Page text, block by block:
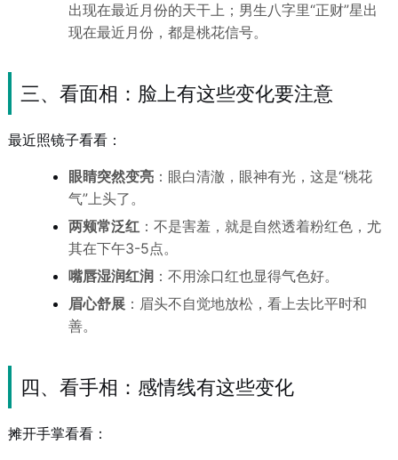
出现在最近月份的天干上；男生八字里“正财”星出
现在最近月份，都是桃花信号。
三、看面相：脸上有这些变化要注意
最近照镜子看看：
眼睛突然变亮：眼白清澈，眼神有光，这是“桃花
气”上头了。
两颊常泛红：不是害羞，就是自然透着粉红色，尤
其在下午3-5点。
嘴唇湿润红润 ：不用涂口红也显得气色好。
眉心舒展：眉头不自觉地放松，看上去比平时和
善。
四、看手相：感情线有这些变化
摊开手掌看看：